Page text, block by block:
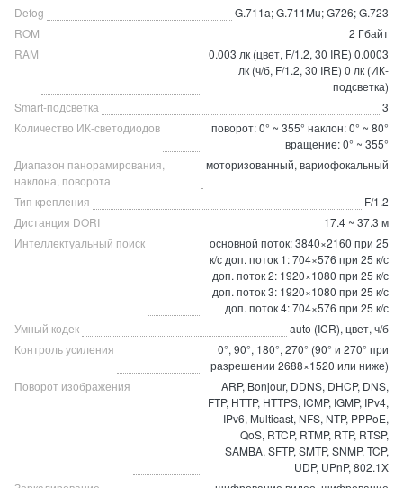
Defog
G.711a; G.711Mu; G726; G.723
ROM
2 Гбайт
RAM
0.003 лк (цвет, F/1.2, 30 IRE) 0.0003
лк (ч/б, F/1.2, 30 IRE) 0 лк (ИК-
подсветка)
Smart-подсветка
3
Количество ИК-светодиодов
поворот: 0° ~ 355° наклон: 0° ~ 80°
вращение: 0° ~ 355°
Диапазон панорамирования,
наклона, поворота
моторизованный, вариофокальный
Тип крепления
F/1.2
Дистанция DORI
17.4 ~ 37.3 м
Интеллектуальный поиск
основной поток: 3840×2160 при 25
к/с доп. поток 1: 704×576 при 25 к/с
доп. поток 2: 1920×1080 при 25 к/с
доп. поток 3: 1920×1080 при 25 к/с
доп. поток 4: 704×576 при 25 к/с
Умный кодек
auto (ICR), цвет, ч/б
Контроль усиления
0°, 90°, 180°, 270° (90° и 270° при
разрешении 2688×1520 или ниже)
Поворот изображения
ARP, Bonjour, DDNS, DHCP, DNS,
FTP, HTTP, HTTPS, ICMP, IGMP, IPv4,
IPv6, Multicast, NFS, NTP, PPPoE,
QoS, RTCP, RTMP, RTP, RTSP,
SAMBA, SFTP, SMTP, SNMP, TCP,
UDP, UPnP, 802.1X